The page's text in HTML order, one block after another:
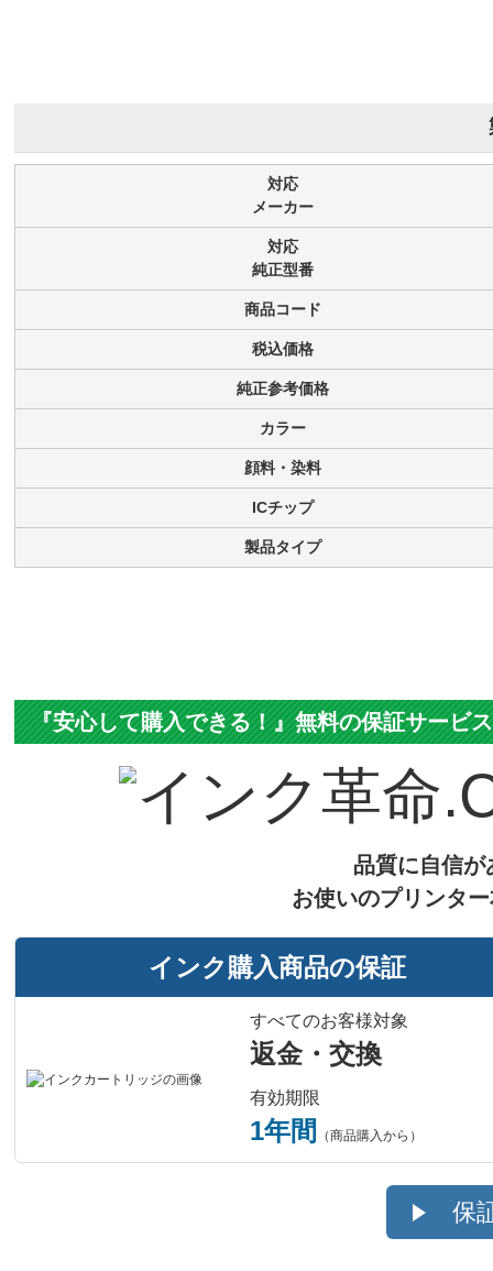
対応
メーカー
対応
純正型番
カラー
顔料・染料
ICチップ
『安心して購入できる！』無料の保証サービス
品質に自信が
お使いのプリンタ